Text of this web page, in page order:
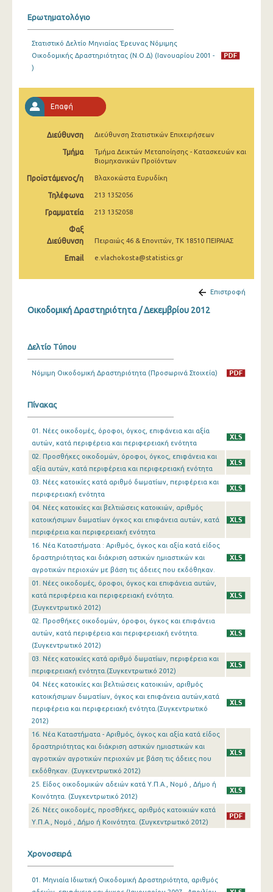
Απριλίου 2025
Φεβρουαρίου 2025
Δεκεμβρίου 2024
Οκτωβρίου 2024
Αυγούστου 2024
Ιουλίου 2024
Ιουνίου 2024
Μαΐου 2024
Απριλίου 2024
Ιανουαρίου 2024
Οκτωβρίου 2023
Σεπτεμβρίου 2023
Αυγούστου 2023
Ιουλίου 2023
Ιουνίου 2023
Μαΐου 2023
Απριλίου 2023
Φεβρουαρίου 2023
Ιανουαρίου 2023
Δεκεμβρίου 2022
Νοεμβρίου 2022
Οκτωβρίου 2022
Σεπτεμβρίου 2022
Ιουλίου 2022
Ιουνίου 2022
Μαΐου 2022
Απριλίου 2022
Μαρτίου 2022
Φεβρουαρίου 2022
Ερωτηματολόγιο
Στατιστικό Δελτίο Μηνιαίας Έρευνας Νόμιμης
Οικοδομικής Δραστηριότητας (Ν.Ο.Δ) (Ιανουαρίου 2001 -
)
Επαφή
Διεύθυνση Διεύθυνση Στατιστικών Επιχειρήσεων
Τμήμα
Τμήμα Δεικτών Μεταποίησης - Κατασκευών και
Βιομηχανικών Προϊόντων
Προϊστάμενος/η Βλαχοκώστα Ευρυδίκη
Τηλέφωνα 213 1352056
Γραμματεία 213 1352058
Φαξ
Διεύθυνση
Πειραιώς 46 & Επονιτών, ΤΚ 18510 ΠΕΙΡΑΙΑΣ
Email e.vlachokosta@statistics.gr
Επιστροφή
Οικοδομική Δραστηριότητα / Δεκεμβρίου 2012
Δελτίο Τύπου
Νόμιμη Οικοδομική Δραστηριότητα (Προσωρινά Στοιχεία)
Πίνακας
01. Νέες οικοδομές, όροφοι, όγκος, επιφάνεια και αξία
αυτών, κατά περιφέρεια και περιφερειακή ενότητα
02. Προσθήκες οικοδομών, όροφοι, όγκος, επιφάνεια και
αξία αυτών, κατά περιφέρεια και περιφερειακή ενότητα
03. Νέες κατοικίες κατά αριθμό δωματίων, περιφέρεια και
περιφερειακή ενότητα
04. Νέες κατοικίες και βελτιώσεις κατοικιών, αριθμός
κατοικήσιμων δωματίων όγκος και επιφάνεια αυτών, κατά
περιφέρεια και περιφερειακή ενότητα
16. Νέα Καταστήματα : Αριθμός, όγκος και αξία κατά είδος
δραστηριότητας και διάκριση αστικών ημιαστικών και
αγροτικών περιοχών με βάση τις άδειες που εκδόθηκαν.
01. Νέες οικοδομές, όροφοι, όγκος και επιφάνεια αυτών,
κατά περιφέρεια και περιφερειακή ενότητα.
(Συγκεντρωτικό 2012)
02. Προσθήκες οικοδομών, όροφοι, όγκος και επιφάνεια
αυτών, κατά περιφέρεια και περιφερειακή ενότητα.
(Συγκεντρωτικό 2012)
03. Νέες κατοικίες κατά αριθμό δωματίων, περιφέρεια και
περιφερειακή ενότητα.(Συγκεντρωτικό 2012)
04. Νέες κατοικίες και βελτιώσεις κατοικιών, αριθμός
κατοικήσιμων δωματίων, όγκος και επιφάνεια αυτών,κατά
περιφέρεια και περιφερειακή ενότητα.(Συγκεντρωτικό
2012)
16. Νέα Καταστήματα - Αριθμός, όγκος και αξία κατά είδος
δραστηριότητας και διάκριση αστικών ημιαστικών και
αγροτικών αγροτικών περιοχών με βάση τις άδειες που
εκδόθηκαν. (Συγκεντρωτικό 2012)
25. Είδος οικοδομικών αδειών κατά Υ.Π.Α., Νομό , Δήμο ή
Κοινότητα. (Συγκεντρωτικό 2012)
26. Νέες οικοδομές, προσθήκες, αριθμός κατοικιών κατά
Υ.Π.Α., Νομό , Δήμο ή Κοινότητα. (Συγκεντρωτικό 2012)
Χρονοσειρά
01. Μηνιαία Ιδιωτική Οικοδομική Δραστηριότητα, αριθμός